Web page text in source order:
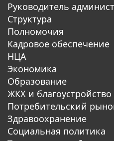
Руководитель
Структура
Полномочия
Кадровое обеспечение
НЦА
Экономика
Образование
ЖКХ и благоустройство
Потребительский
Здравоохранение
Социальная политика